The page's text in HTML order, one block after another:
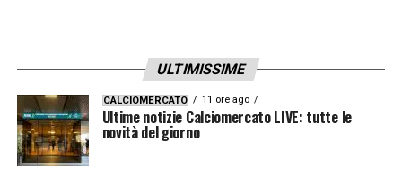
ULTIMISSIME
CALCIOMERCATO 11 ore ago
Ultime notizie Calciomercato LIVE: tutte le
novità del giorno